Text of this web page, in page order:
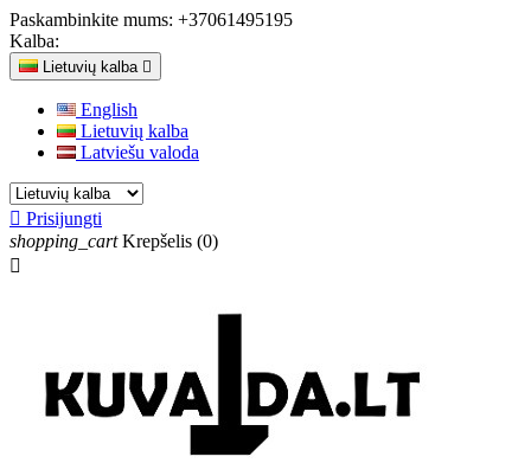
Paskambinkite mums: +37061495195
Kalba:
Lietuvių kalba 
English
Lietuvių kalba
Latviešu valoda
 Prisijungti
shopping_cart Krepšelis (0)
